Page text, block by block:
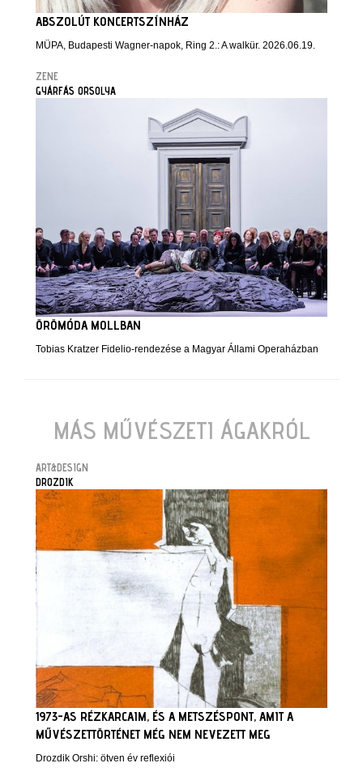
ABSZOLÚT KONCERTSZÍNHÁZ
MÜPA, Budapesti Wagner-napok, Ring 2.: A walkür. 2026.06.19.
ZENE
GYÁRFÁS ORSOLYA
ÖRÖMÓDA MOLLBAN
Tobias Kratzer Fidelio-rendezése a Magyar Állami Operaházban
MÁS MŰVÉSZETI ÁGAKRÓL
ART&DESIGN
DROZDIK
1973-AS RÉZKARCAIM, ÉS A METSZÉSPONT, AMIT A
MŰVÉSZETTÖRTÉNET MÉG NEM NEVEZETT MEG
Drozdik Orshi: ötven év reflexiói